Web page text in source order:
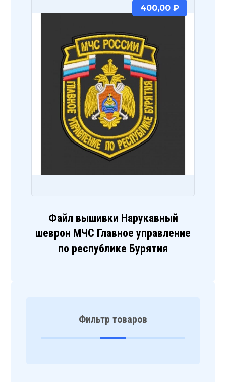
Файл вышивки Нарукавный
шеврон МЧС Главное управление
по республике Бурятия
400,00 ₽
Фильтр товаров